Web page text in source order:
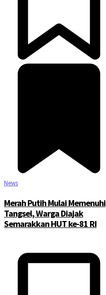
News
Merah Putih Mulai Memenuhi
Tangsel, Warga Diajak
Semarakkan HUT ke-81 RI